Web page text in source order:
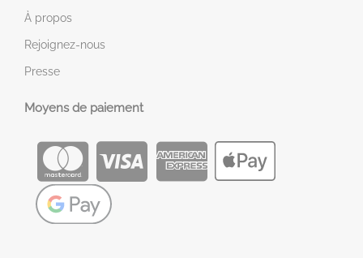
À propos
Rejoignez-nous
Presse
Moyens de paiement